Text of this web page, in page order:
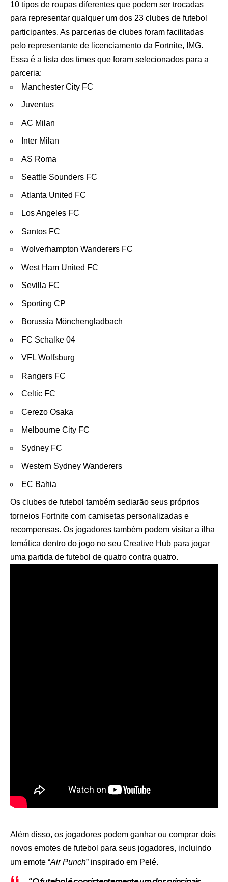
10 tipos de roupas diferentes que podem ser trocadas
para representar qualquer um dos 23 clubes de futebol
participantes. As parcerias de clubes foram facilitadas
pelo representante de licenciamento da Fortnite, IMG.
Essa é a lista dos times que foram selecionados para a
parceria:
Manchester City FC
Juventus
AC Milan
Inter Milan
AS Roma
Seattle Sounders FC
Atlanta United FC
Los Angeles FC
Santos FC
Wolverhampton Wanderers FC
West Ham United FC
Sevilla FC
Sporting CP
Borussia Mönchengladbach
FC Schalke 04
VFL Wolfsburg
Rangers FC
Celtic FC
Cerezo Osaka
Melbourne City FC
Sydney FC
Western Sydney Wanderers
EC Bahia
Os clubes de futebol também sediarão seus próprios
torneios Fortnite com camisetas personalizadas e
recompensas. Os jogadores também podem visitar a ilha
temática dentro do jogo no seu Creative Hub para jogar
uma partida de futebol de quatro contra quatro.
Além disso, os jogadores podem ganhar ou comprar dois
novos emotes de futebol para seus jogadores, incluindo
um emote “Air Punch” inspirado em Pelé.